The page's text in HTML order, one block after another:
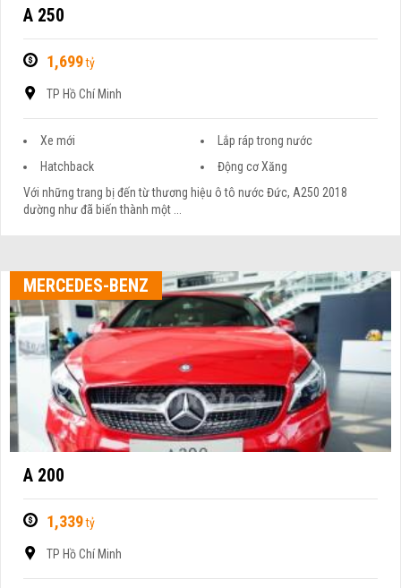
A 250
1,699tỷ
TP Hồ Chí Minh
Xe mới
Lắp ráp trong nước
Hatchback
Động cơ Xăng
Với những trang bị đến từ thương hiệu ô tô nước Đức, A250 2018
dường như đã biến thành một ...
MERCEDES-BENZ
A 200
1,339tỷ
TP Hồ Chí Minh